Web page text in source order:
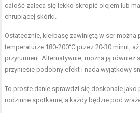
całość zaleca się lekko skropić olejem lub
chrupiącej skórki.
Ostatecznie, kiełbasę zawiniętą w ser można
temperaturze 180-200°C przez 20-30 minut,
przyrumieni. Alternatywnie, można ją również
przyniesie podobny efekt i nada wyjątkowy
To proste danie sprawdzi się doskonale jako
rodzinne spotkanie, a każdy będzie pod